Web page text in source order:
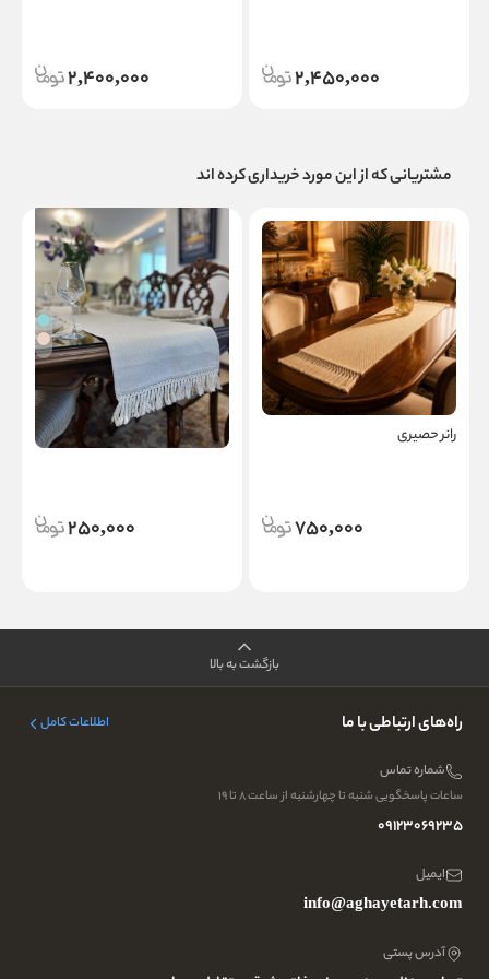
2,450,000
2,400,000
مشتریانی که از این مورد خریداری کرده اند
رانر حصیری
750,000
رانر گونی بافت
250,000
بازگشت به بالا
راه‌های ارتباطی با ما اطلاعات کامل
شماره تماس
ساعات پاسخگویی شنبه تا چهارشنبه از ساعت ۸ تا ۱۹
09123069235
ایمیل
info@aghayetarh.com
آدرس پستی